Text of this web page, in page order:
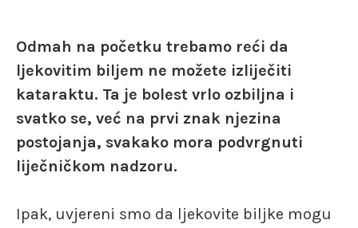
Odmah na početku trebamo reći da
ljekovitim biljem ne možete izliječiti
kataraktu. Ta je bolest vrlo ozbiljna i
svatko se, već na prvi znak njezina
postojanja, svakako mora podvrgnuti
liječničkom nadzoru.
Ipak, uvjereni smo da ljekovite biljke mogu